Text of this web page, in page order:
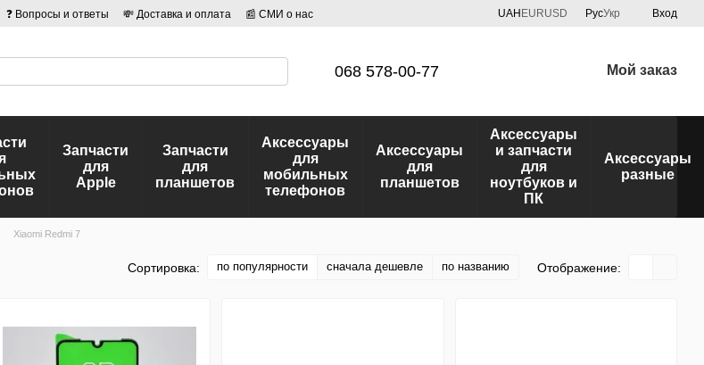
❓ Вопросы и ответы 💸 Доставка и оплата
📰 СМИ о нас
UAH EURUSD РусУкр Вход
068 578-00-77 Мой заказ
Запчасти
для
Apple
Запчасти
для
планшетов
Аксессуары
для
мобильных
телефонов
Аксессуары
для
планшетов
Аксессуары
и запчасти
для
ноутбуков и
ПК
Аксессуары
разные
Xiaomi Redmi 7
Сортировка: по популярности сначала дешевле по названию Отображение: